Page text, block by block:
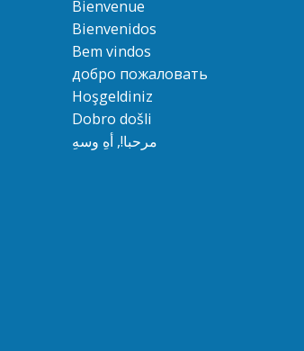
Bienvenue
Bienvenidos
Bem vindos
добро пожаловать
Hoşgeldiniz
Dobro došli
مرحبا!, أهِ وسهِ